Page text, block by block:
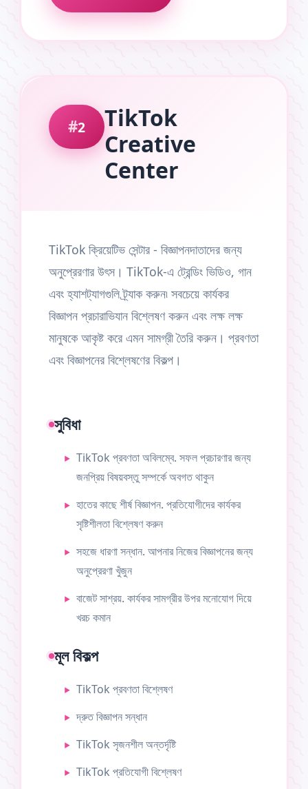
2
TikTok
Creative
Center
TikTok ক্রিয়েটিভ সেন্টার - বিজ্ঞাপনদাতাদের জন্য
অনুপ্রেরণার উৎস। TikTok-এ ট্রেন্ডিং ভিডিও, গান
এবং হ্যাশট্যাগগুলি ট্র্যাক করুন৷ সবচেয়ে কার্যকর
বিজ্ঞাপন প্রচারাভিযান বিশ্লেষণ করুন এবং লক্ষ লক্ষ
মানুষকে আকৃষ্ট করে এমন সামগ্রী তৈরি করুন। প্রবণতা
এবং বিজ্ঞাপনের বিশ্লেষণের বিকল্প।
সুবিধা
TikTok প্রবণতা অবিলম্বে. সফল প্রচারণার জন্য
জনপ্রিয় বিষয়বস্তু সম্পর্কে অবগত থাকুন
হাতের কাছে শীর্ষ বিজ্ঞাপন. প্রতিযোগীদের কার্যকর
সৃষ্টিশীলতা বিশ্লেষণ করুন
সহজে ধারণা সন্ধান. আপনার নিজের বিজ্ঞাপনের জন্য
অনুপ্রেরণা খুঁজুন
বাজেট সাশ্রয়. কার্যকর সামগ্রীর উপর মনোযোগ দিয়ে
খরচ কমান
মূল বিকল্প
TikTok প্রবণতা বিশ্লেষণ
দ্রুত বিজ্ঞাপন সন্ধান
TikTok সৃজনশীল অন্তর্দৃষ্টি
TikTok প্রতিযোগী বিশ্লেষণ